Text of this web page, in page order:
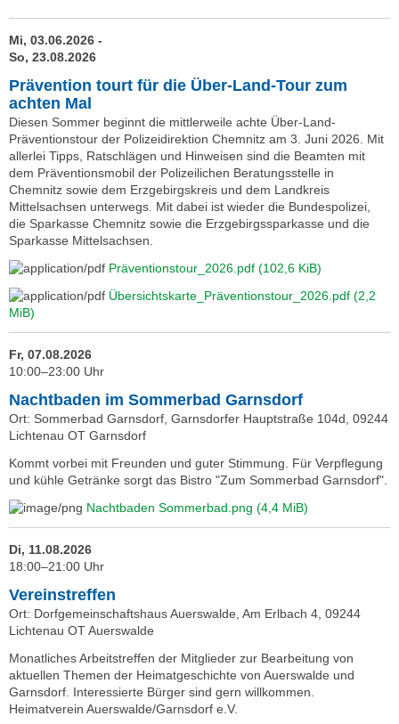
Mi, 03.06.2026 -
So, 23.08.2026
Prävention tourt für die Über-Land-Tour zum
achten Mal
Diesen Sommer beginnt die mittlerweile achte Über-Land-
Präventionstour der Polizeidirektion Chemnitz am 3. Juni 2026. Mit
allerlei Tipps, Ratschlägen und Hinweisen sind die Beamten mit
dem Präventionsmobil der Polizeilichen Beratungsstelle in
Chemnitz sowie dem Erzgebirgskreis und dem Landkreis
Mittelsachsen unterwegs. Mit dabei ist wieder die Bundespolizei,
die Sparkasse Chemnitz sowie die Erzgebirgssparkasse und die
Sparkasse Mittelsachsen.
Präventionstour_2026.pdf (102,6 KiB)
Übersichtskarte_Präventionstour_2026.pdf (2,2
MiB)
Fr, 07.08.2026
10:00–23:00 Uhr
Nachtbaden im Sommerbad Garnsdorf
Ort: Sommerbad Garnsdorf, Garnsdorfer Hauptstraße 104d, 09244
Lichtenau OT Garnsdorf
Kommt vorbei mit Freunden und guter Stimmung. Für Verpflegung
und kühle Getränke sorgt das Bistro "Zum Sommerbad Garnsdorf".
Nachtbaden Sommerbad.png (4,4 MiB)
Di, 11.08.2026
18:00–21:00 Uhr
Vereinstreffen
Ort: Dorfgemeinschaftshaus Auerswalde, Am Erlbach 4, 09244
Lichtenau OT Auerswalde
Monatliches Arbeitstreffen der Mitglieder zur Bearbeitung von
aktuellen Themen der Heimatgeschichte von Auerswalde und
Garnsdorf. Interessierte Bürger sind gern willkommen.
Heimatverein Auerswalde/Garnsdorf e.V.